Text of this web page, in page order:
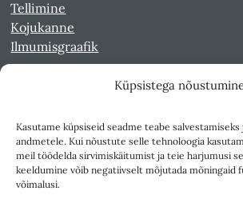
Küpsistega
Kasutame küpsiseid seadme teabe salvestamiseks
andmetele. Kui nõustute selle tehnoloogia
meil töödelda sirvimiskäitumist ja teie harjumusi
keeldumine võib negatiivselt mõjutada mõningaid
võimalusi.
Tellimine
Kojukanne
Ilmumisgraafik
Kultuurileht 1994-1997
Reede 1989-1990
Sirp ja Vasar 1940-1989